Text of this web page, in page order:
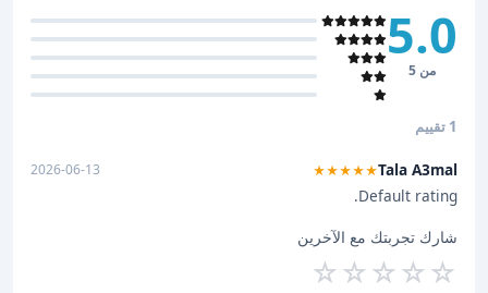
5.0
من 5
1 تقييم
Tala A3mal
★★★★★
2026-06-13
Default rating.
شارك تجربتك مع الآخرين
☆
☆
☆
☆
☆